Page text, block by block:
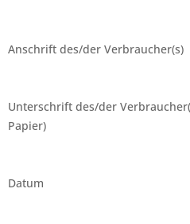
Anschrift des/der Verbraucher(s)
Unterschrift des/der
Papier)
Datum